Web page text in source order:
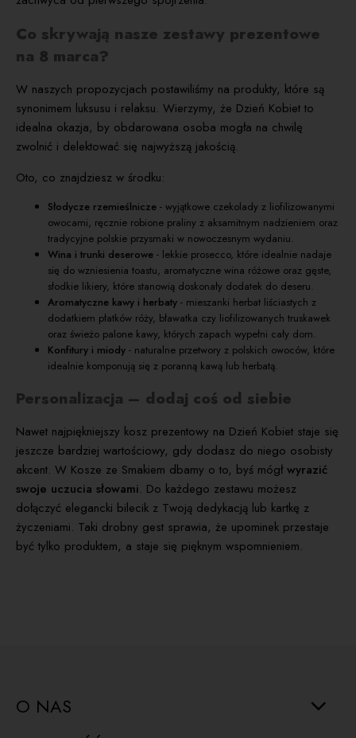
Co skrywają nasze zestawy prezentowe
na 8 marca?
W naszych propozycjach postawiliśmy na produkty, które są
synonimem luksusu i relaksu. Wierzymy, że Dzień Kobiet to
idealna okazja, by obdarowana osoba mogła na chwilę
zwolnić i delektować się najwyższą jakością.
Oto, co znajdziesz w środku:
Słodycze rzemieślnicze - wyjątkowe czekolady z liofilizowanymi
owocami, ręcznie robione praliny z aksamitnym nadzieniem oraz
tradycyjne polskie przysmaki w nowoczesnym wydaniu.
Wina i trunki deserowe - lekkie prosecco, które idealnie nadaje
się do wzniesienia toastu, aromatyczne wina różowe oraz gęste,
słodkie likiery, które stanowią doskonały dodatek do deseru.
Aromatyczne kawy i herbaty - mieszanki herbat liściastych z
dodatkiem płatków róży, bławatka czy liofilizowanych truskawek
oraz świeżo palone kawy, których zapach wypełni cały dom.
Konfitury i miody - naturalne przetwory z polskich owoców, które
idealnie komponują się z poranną kawą lub herbatą.
Personalizacja – dodaj coś od siebie
Nawet najpiękniejszy kosz prezentowy na Dzień Kobiet staje się
jeszcze bardziej wartościowy, gdy dodasz do niego osobisty
akcent. W Kosze ze Smakiem dbamy o to, byś mógłwyrazić
swoje uczucia słowami. Do każdego zestawu możesz
dołączyć elegancki bilecik z Twoją dedykacją lub kartkę z
życzeniami. Taki drobny gest sprawia, że upominek przestaje
być tylko produktem, a staje się pięknym wspomnieniem.
O NAS